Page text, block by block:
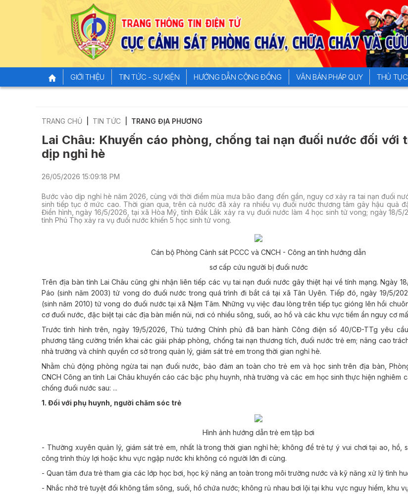
GIỚI THIỆU TIN TỨC - SỰ KIỆN HƯỚNG DẪN CỘNG ĐỒNG VĂN BẢN PHÁP QUY THỦ
TRANG CHỦ TIN TỨC TRANG ĐỊA PHƯƠNG
Lai Châu: Khuyến cáo phòng, chống tai nạn đuối nước đối với
dịp nghỉ hè
26/05/2026 15:09:18 PM
Bước vào dịp nghỉ hè năm 2026, cùng với thời điểm mùa mưa bão đang đến gần, nguy cơ xảy ra tai nạn đuối
sinh tiếp tục ở mức cao. Thời gian qua, trên cả nước đã xảy ra nhiều vụ đuối nước thương tâm gây hậu quả
Điển hình, ngày 16/5/2026, tại xã Hòa Mỹ, tỉnh Đắk Lắk xảy ra vụ đuối nước làm 4 học sinh tử vong; ngày 18/5/
tỉnh Phú Thọ xảy ra vụ đuối nước khiến 5 học sinh tử vong.
Cán bộ Phòng Cảnh sát PCCC và CNCH - Công an tỉnh hướng dẫn
sơ cấp cứu người bị đuối nước
Trên địa bàn tỉnh Lai Châu cũng ghi nhận liên tiếp các vụ tai nạn đuối nước gây thiệt hại về tính mạng. Ngày
Páo (sinh năm 2003) tử vong do đuối nước trong quá trình đi bắt cá tại xã Tân Uyên. Tiếp đó, ngày 19/5/
(sinh năm 2010) tử vong do đuối nước tại xã Nậm Tăm. Những vụ việc đau lòng trên tiếp tục gióng lên hồi
cơ đuối nước, đặc biệt tại các địa bàn miền núi, nơi có nhiều sông, suối, ao hồ và các khu vực tiềm ẩn nguy cơ
Trước tình hình trên, ngày 19/5/2026, Thủ tướng Chính phủ đã ban hành Công điện số 40/CĐ-TTg yêu
phương tăng cường triển khai các giải pháp phòng, chống tai nạn thương tích, đuối nước trẻ em; nâng cao
nhà trường và chính quyền cơ sở trong quản lý, giám sát trẻ em trong thời gian nghỉ hè.
Nhằm chủ động phòng ngừa tai nạn đuối nước, bảo đảm an toàn cho trẻ em và học sinh trên địa bàn,
CNCH Công an tỉnh Lai Châu khuyến cáo các bậc phụ huynh, nhà trường và các em học sinh thực hiện nghiêm
chống đuối nước sau: ...
1. Đối với phụ huynh, người chăm sóc trẻ
Hình ảnh hướng dẫn trẻ em tập bơi
- Thường xuyên quản lý, giám sát trẻ em, nhất là trong thời gian nghỉ hè; không để trẻ tự ý vui chơi tại ao, hồ,
công trình thủy lợi hoặc khu vực ngập nước khi không có người lớn đi cùng.
- Quan tâm đưa trẻ tham gia các lớp học bơi, học kỹ năng an toàn trong môi trường nước và kỹ năng xử lý tình
- Nhắc nhở trẻ tuyệt đối không tắm sông, suối, hồ chứa nước; không rủ nhau bơi lội tại khu vực nguy hiểm, khu